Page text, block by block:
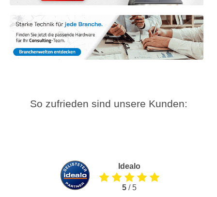
So zufrieden sind unsere Kunden:
Idealo
5/ 5